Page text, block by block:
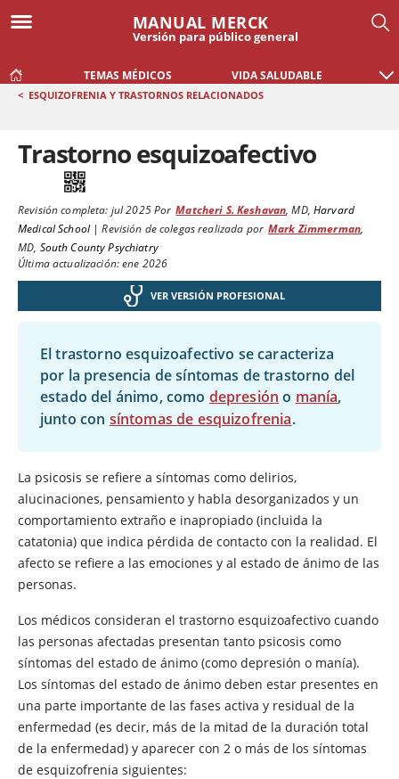
MANUAL MERCK
Versión para público general
TEMAS MÉDICOS VIDA SALUDABLE
< ESQUIZOFRENIA Y TRASTORNOS RELACIONADOS
Trastorno esquizoafectivo
Revisión completa: jul 2025Por Matcheri S. Keshavan,MD,Harvard
Medical School|Revisión de colegas realizada por Mark Zimmerman,
MD, South County Psychiatry
Última actualización: ene 2026
VER VERSIÓN PROFESIONAL
El trastorno esquizoafectivo se caracteriza
por la presencia de síntomas de trastorno del
estado del ánimo, como depresión o manía,
junto con síntomas de esquizofrenia.
La psicosis se refiere a síntomas como delirios,
alucinaciones, pensamiento y habla desorganizados y un
comportamiento extraño e inapropiado (incluida la
catatonia) que indica pérdida de contacto con la realidad. El
afecto se refiere a las emociones y al estado de ánimo de las
personas.
Los médicos consideran el trastorno esquizoafectivo cuando
las personas afectadas presentan tanto psicosis como
síntomas del estado de ánimo (como depresión o manía).
Los síntomas del estado de ánimo deben estar presentes en
una parte importante de las fases activa y residual de la
enfermedad (es decir, más de la mitad de la duración total
de la enfermedad) y aparecer con 2 o más de los síntomas
de esquizofrenia siguientes: